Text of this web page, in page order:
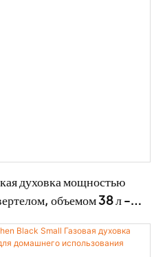
духовка мощностью
объемом 38 л -